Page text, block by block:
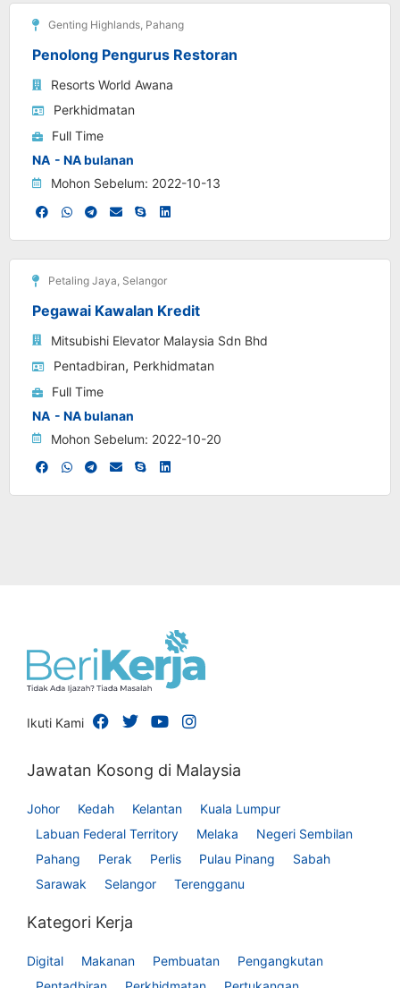
Genting Highlands, Pahang
Penolong Pengurus Restoran
Resorts World Awana
Perkhidmatan
Full Time
NA - NA bulanan
Mohon Sebelum: 2022-10-13
Petaling Jaya Selangor
Pegawai Kawalan Kredit
Mitsubishi Elevator Malaysia Sdn Bhd
Pentadbiran, Perkhidmatan
Full Time
NA - NA bulanan
Mohon Sebelum: 2022-10-20
Ikuti Kami
Jawatan Kosong di Malaysia
Johor Kedah Kelantan
Kuala Lumpur
Labuan Federal Territory
Melaka
Negeri Sembilan
Pahang
Perak Perlis Pulau Pinang
Sabah
Sarawak
Selangor Terengganu
Kategori Kerja
Digital Makanan Pembuatan
Pengangkutan